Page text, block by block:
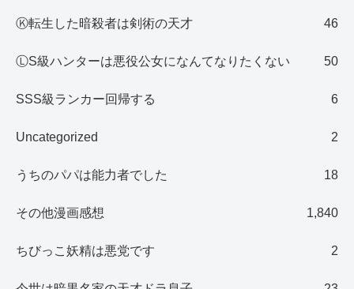
Ⓚ転生した暗殺者は剣術の天才 46
ⓁS級ハンターは悪役公女になんてなりたくない 50
SSS級ランカー回帰する 6
Uncategorized 2
うちのパパは能力者でした 18
その他漫画感想 1,840
ちびっこ妖精は悪党です 2